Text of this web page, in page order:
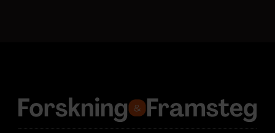
s
: